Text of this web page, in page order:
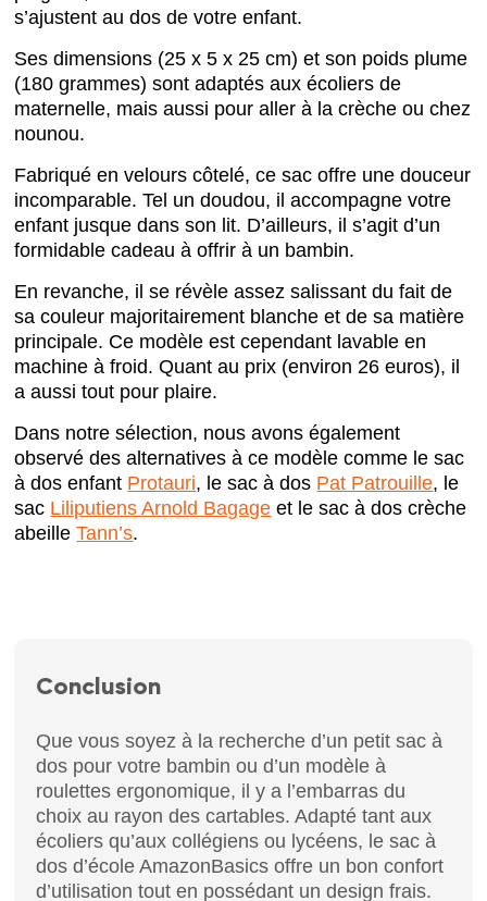
s’ajustent au dos de votre enfant.
Ses dimensions (25 x 5 x 25 cm) et son poids plume
(180 grammes) sont adaptés aux écoliers de
maternelle, mais aussi pour aller à la crèche ou chez
nounou.
Fabriqué en velours côtelé, ce sac offre une douceur
incomparable. Tel un doudou, il accompagne votre
enfant jusque dans son lit. D’ailleurs, il s’agit d’un
formidable cadeau à offrir à un bambin.
En revanche, il se révèle assez salissant du fait de
sa couleur majoritairement blanche et de sa matière
principale. Ce modèle est cependant lavable en
machine à froid. Quant au prix (environ 26 euros), il
a aussi tout pour plaire.
Dans notre sélection, nous avons également
observé des alternatives à ce modèle comme le sac
à dos enfant Protauri, le sac à dos Pat Patrouille, le
sac Liliputiens Arnold Bagage et le sac à dos crèche
abeilleTann’s.
Conclusion
Que vous soyez à la recherche d’un petit sac à
dos pour votre bambin ou d’un modèle à
roulettes ergonomique, il y a l’embarras du
choix au rayon des cartables. Adapté tant aux
écoliers qu’aux collégiens ou lycéens, le sac à
dos d’école AmazonBasics offre un bon confort
d’utilisation tout en possédant un design frais.